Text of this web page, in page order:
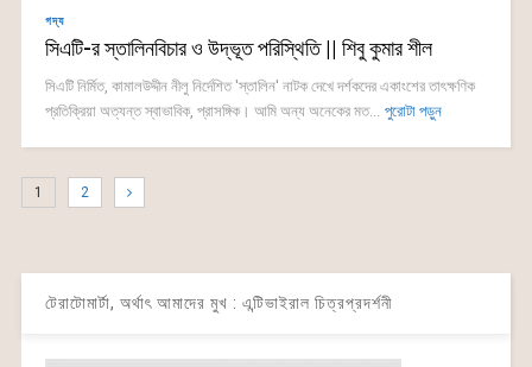
গদ্য
সিএটি-র স্তালিনবিচার ও উদ্ভূত পরিস্থিতি || শিবু কুমার শীল
সিএটি নির্মিত, কামালউদ্দীন নীলু নির্দেশিত 'স্তালিন' নাটক দেখে দর্শকদের একাংশের তাৎক্ষণিক
প্রতিক্রিয়া অত্যন্ত স্বাভাবিক, প্রাসঙ্গিক। আমি অন্য অনেকের মত... পুরোটা পড়ুন
1 2
টেরাটোমার্টা, অর্থাৎ আমাদের মুখ : এন্টিভাইরাল চিত্রপ্রদর্শনী